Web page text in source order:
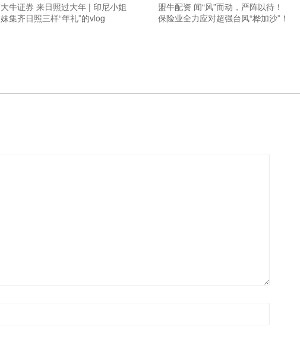
大牛证券 来日照过大年 | 印尼小姐
妹集齐日照三样“年礼”的vlog
盟牛配资 闻“风”而动，严阵以待！
保险业全力应对超强台风“桦加沙”！